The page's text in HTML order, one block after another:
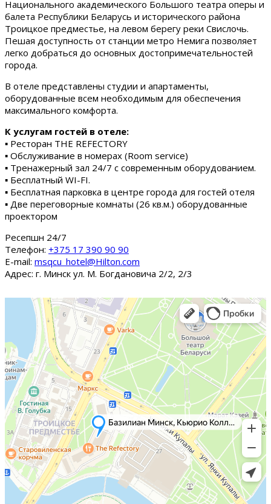
Национального академического Большого театра оперы и
балета Республики Беларусь и исторического района
Троицкое предместье, на левом берегу реки Свислочь.
Пешая доступность от станции метро Немига позволяет
легко добраться до основных достопримечательностей
города.
В отеле представлены студии и апартаменты,
оборудованные всем необходимым для обеспечения
максимального комфорта.
К услугам гостей в отеле:
▪ Ресторан THE REFECTORY
▪ Обслуживание в номерах (Room service)
▪ Тренажерный зал 24/7 с современным оборудованием.
▪ Бесплатный WI-FI.
▪ Бесплатная парковка в центре города для гостей отеля
▪ Две переговорные комнаты (26 кв.м.) оборудованные
проектором
Ресепшн 24/7
Tелефон: +375 17 390 90 90
E-mail: msqcu_hotel@Hilton.com
Адрес: г. Минск ул. М. Богдановича 2/2, 2/3